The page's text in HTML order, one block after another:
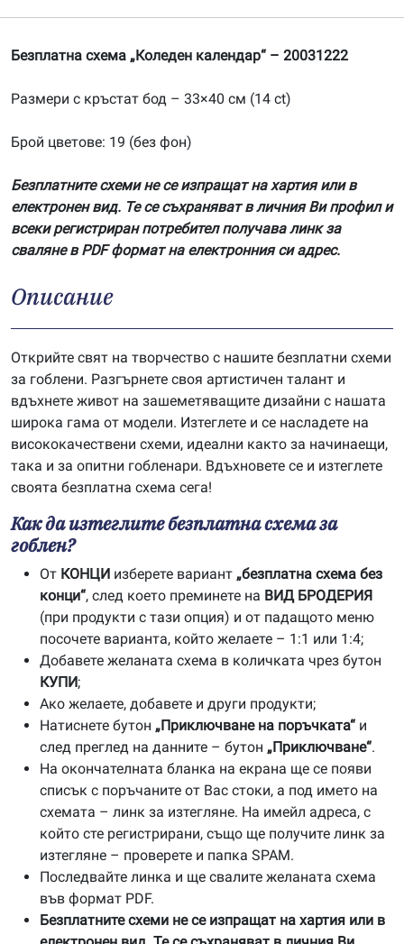
„Коледен
Безплатна схема „Коледен календар“ – 20031222
Размери с кръстат бод – 33×40 см (14 ct)
Брой цветове: 19 (без фон)
Безплатните схеми не се изпращат на хартия или в
електронен вид. Те се съхраняват в личния Ви профил и
всеки регистриран потребител получава линк за
сваляне в PDF формат на електронния си адрес.
Описание
Открийте свят на творчество с нашите безплатни схеми
за гоблени. Разгърнете своя артистичен талант и
вдъхнете живот на зашеметяващите дизайни с нашата
широка гама от модели. Изтеглете и се насладете на
висококачествени схеми, идеални както за начинаещи,
така и за опитни гобленари. Вдъхновете се и изтеглете
своята безплатна схема сега!
Как да изтеглите безплатна схема за
гоблен?
От КОНЦИ изберете вариант „безплатна схема без
конци“, след което преминете на ВИД БРОДЕРИЯ
(при продукти с тази опция) и от падащото меню
посочете варианта, който желаете – 1:1 или 1:4;
Добавете желаната схема в количката чрез бутон
КУПИ;
Ако желаете, добавете и други продукти;
Натиснете бутон „Приключване на поръчката“ и
след преглед на данните – бутон „Приключване“.
На окончателната бланка на екрана ще се появи
списък с поръчаните от Вас стоки, а под името на
схемата – линк за изтегляне. На имейл адреса, с
който сте регистрирани, също ще получите линк за
изтегляне – проверете и папка SPAM.
Последвайте линка и ще свалите желаната схема
във формат PDF.
Безплатните схеми не се изпращат на хартия или в